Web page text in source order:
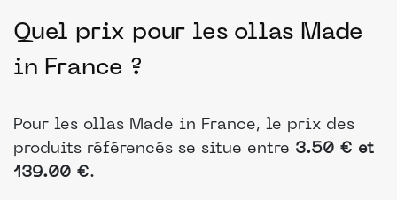
Quel prix pour les ollas Made
in France ?
Pour les ollas Made in France, le prix des
produits référencés se situe entre 3.50 € et
139.00 €.